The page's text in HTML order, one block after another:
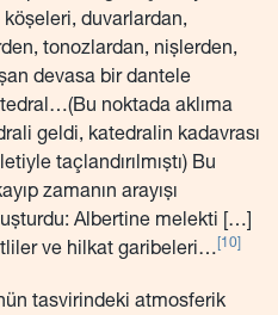
köşeleri, duvarlardan,
tonozlardan, nişlerden,
devasa bir dantele
noktada aklıma
geldi, katedralin kadavrası
taçlandırılmıştı) Bu
zamanın arayışı
Albertine melekti […]
ve hilkat garibeleri… [10]
tasvirindeki atmosferik